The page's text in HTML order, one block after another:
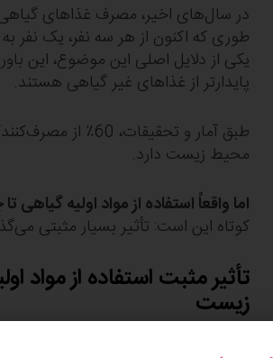
در سال‌های اخیر، مصرف غذاهای
طوری که اکنون از هر سه نفر، یک
یکی از دلایل اصلی این موضوع، این
پایدارتر از غذاهای غیر گیاهی هستند.
طبق آمار و
محیط زیست دارد.
اما واقعاً استفاده از مواد اولیه
کوتاه این است: تأثیر بسیار مثبتی
تأثیر مثبت استفاده از مواد
زیست